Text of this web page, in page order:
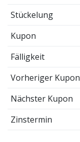
Stückelung
Kupon
Fälligkeit
Vorheriger Kupon
Nächster Kupon
Zinstermin